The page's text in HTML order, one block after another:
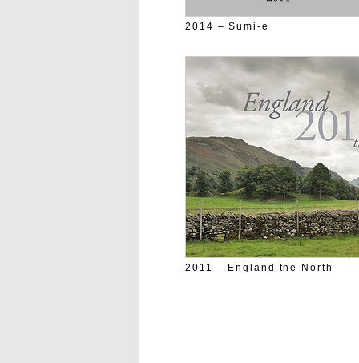
2014 – Sumi-e
2011 – England the North